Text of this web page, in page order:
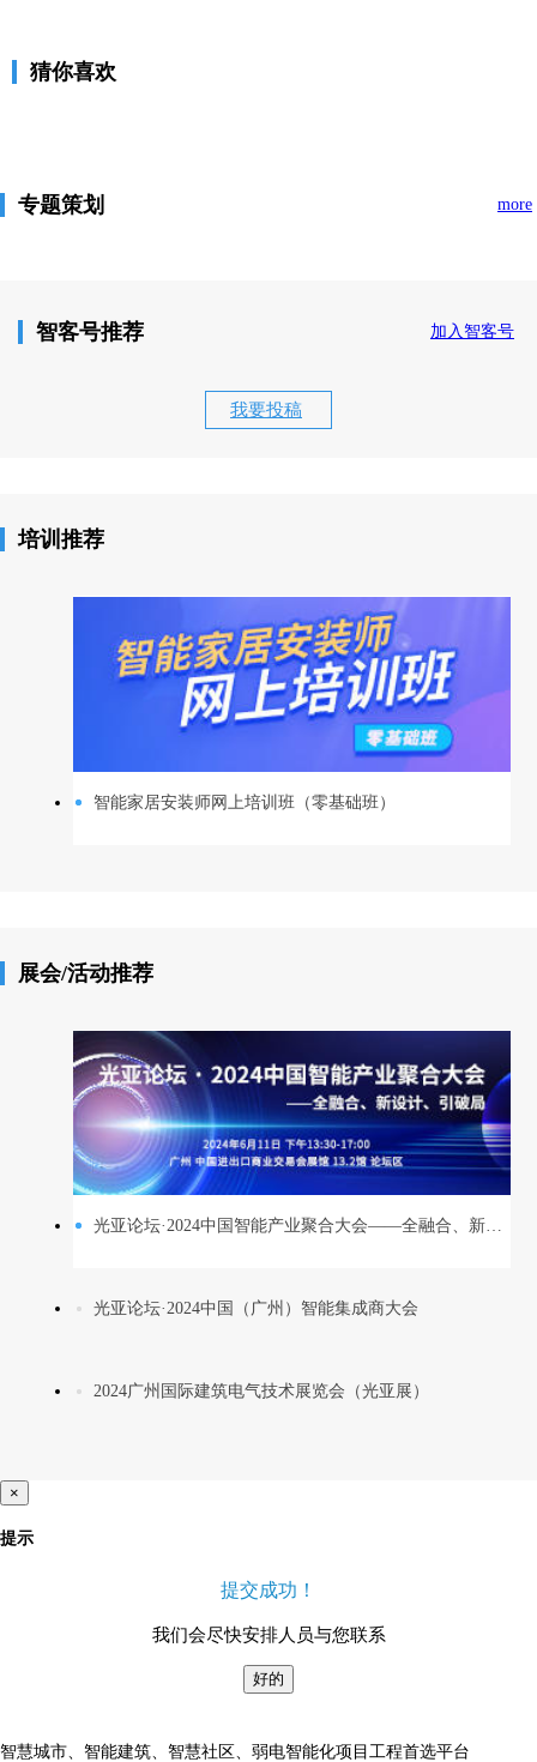
猜你喜欢
专题策划 more
智客号推荐 加入智客号
我要投稿
培训推荐
智能家居安装师网上培训班（零基础班）
展会/活动推荐
光亚论坛·2024中国智能产业聚合大会——全融合、新设计、引破局
光亚论坛·2024中国（广州）智能集成商大会
2024广州国际建筑电气技术展览会（光亚展）
×
提示
提交成功！
我们会尽快安排人员与您联系
好的
智慧城市、智能建筑、智慧社区、弱电智能化项目工程首选平台